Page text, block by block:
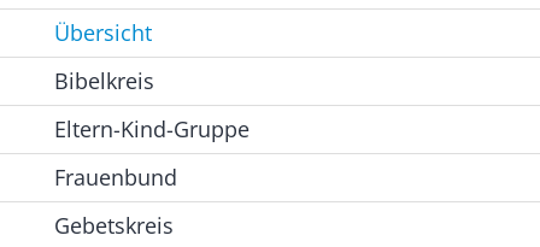
Übersicht
Bibelkreis
Eltern-Kind-Gruppe
Frauenbund
Gebetskreis